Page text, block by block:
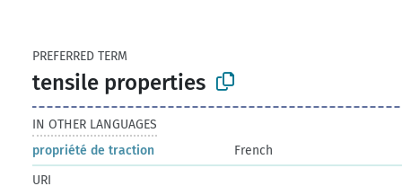
PREFERRED TERM
tensile properties
IN OTHER LANGUAGES
propriété de traction
French
URI